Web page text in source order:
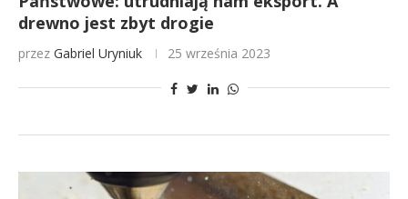
drewno jest zbyt drogie
przez Gabriel Uryniuk 25 września 2023